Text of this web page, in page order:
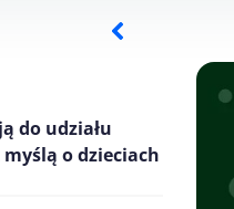
do udziału
o dzieciach